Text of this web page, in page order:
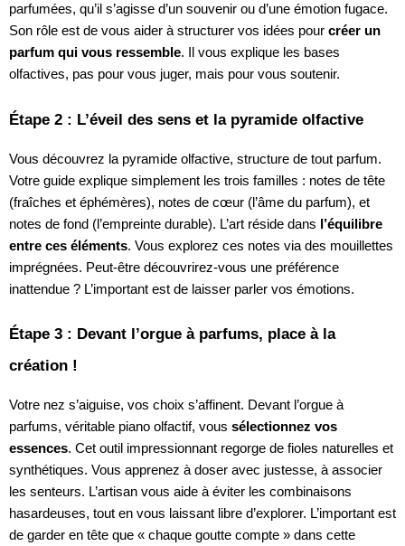
parfumées, qu’il s’agisse d’un souvenir ou d’une émotion fugace.
Son rôle est de vous aider à structurer vos idées pour créer un
parfum qui vous ressemble. Il vous explique les bases
olfactives, pas pour vous juger, mais pour vous soutenir.
Étape 2 : L’éveil des sens et la pyramide olfactive
Vous découvrez la pyramide olfactive, structure de tout parfum.
Votre guide explique simplement les trois familles : notes de tête
(fraîches et éphémères), notes de cœur (l’âme du parfum), et
notes de fond (l’empreinte durable). L’art réside dans
l’équilibre
entre ces éléments. Vous explorez ces notes via des mouillettes
imprégnées. Peut-être découvrirez-vous une préférence
inattendue ? L’important est de laisser parler vos émotions.
Étape 3 : Devant l’orgue à parfums, place à la
création !
Votre nez s’aiguise, vos choix s’affinent. Devant l’orgue à
parfums, véritable piano olfactif, vous sélectionnez vos
essences. Cet outil impressionnant regorge de fioles naturelles et
synthétiques. Vous apprenez à doser avec justesse, à associer
les senteurs. L’artisan vous aide à éviter les combinaisons
hasardeuses, tout en vous laissant libre d’explorer. L’important est
de garder en tête que « chaque goutte compte » dans cette